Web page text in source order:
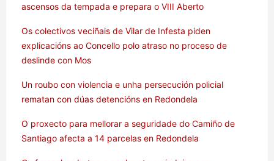
ascensos da tempada e prepara o VIII Aberto
Os colectivos veciñais de Vilar de Infesta piden
explicacións ao Concello polo atraso no proceso de
deslinde con Mos
Un roubo con violencia e unha persecución policial
rematan con dúas detencións en Redondela
O proxecto para mellorar a seguridade do Camiño de
Santiago afecta a 14 parcelas en Redondela